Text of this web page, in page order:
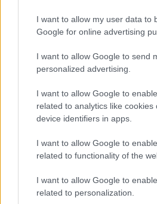
I want to allow my user data to
Google for online advertising
I want to allow Google to send
personalized advertising.
I want to allow Google to
related to analytics like cookies
device identifiers in apps.
I want to allow Google to
related to functionality of the
I want to allow Google to
related to personalization.
meg e-mail címét:
Megismertem és elfogadom a
Nem szeretne lemaradni semmiről? Csak
legfrissebb információkkal és exkluzív
postaládájába érkezik!
A SZOL24 legfrissebb 24
A Tisza kormány minisztere újabb